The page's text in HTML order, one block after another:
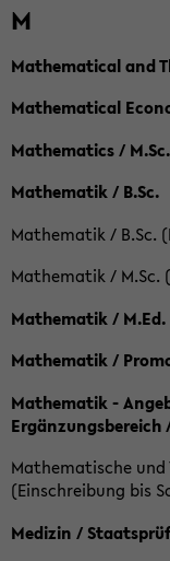
M
Mathematical and
Mathematical
Mathematics / M.Sc.
Mathematik / B.Sc.
Mathematik / B.Sc.
Mathematik / M.Sc.
Mathematik / M.Ed.
Mathematik /
Mathematik -
Ergänzungsbereich
Mathematische und
(Einschreibung bis
Medizin /